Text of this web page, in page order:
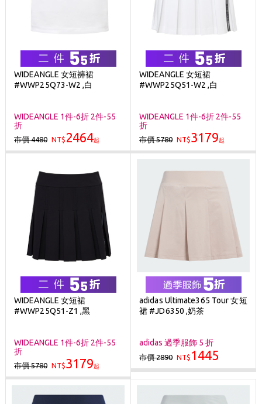
WIDEANGLE 女短褲裙
#WWP25Q73-W2 ,白
WIDEANGLE 1件-6折 2件-55
折
市價 4480 NT$ 2464起
WIDEANGLE 女短裙
#WWP25Q51-W2 ,白
WIDEANGLE 1件-6折 2件-55
折
市價 5780 NT$3179起
WIDEANGLE 女短裙
#WWP25Q51-Z1 ,黑
WIDEANGLE 1件-6折 2件-55
折
市價 5780 NT$3179起
adidas Ultimate365 Tour 女短
裙 #JD6350 ,奶茶
adidas 過季服飾 5 折
市價 2890 NT$ 1445